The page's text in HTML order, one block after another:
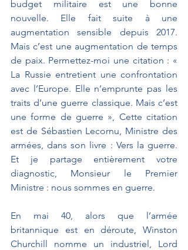
budget militaire est une bonne
nouvelle. Elle fait suite à une
augmentation sensible depuis 2017.
Mais c’est une augmentation de temps
de paix. Permettez-moi une citation : «
La Russie entretient une confrontation
avec l’Europe. Elle n’emprunte pas les
traits d’une guerre classique. Mais c’est
une forme de guerre », Cette citation
est de Sébastien Lecornu, Ministre des
armées, dans son livre : Vers la guerre.
Et je partage entièrement votre
diagnostic, Monsieur le Premier
Ministre : nous sommes en guerre.
En mai 40, alors que l’armée
britannique est en déroute, Winston
Churchill nomme un industriel, Lord